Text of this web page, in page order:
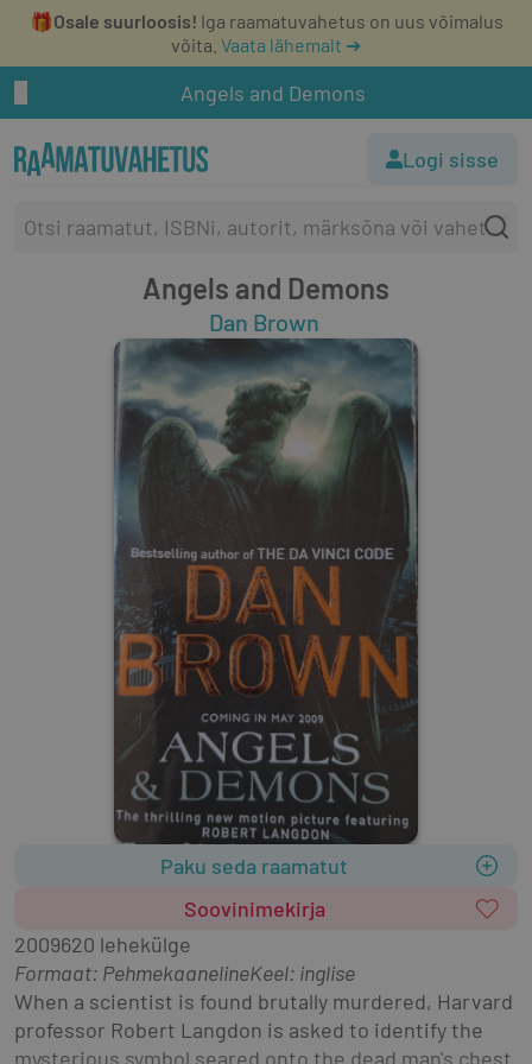
🎁Osale suurloosis! Iga raamatuvahetus on uus võimalus
võita. Vaata lähemalt ➔
Angels and Demons
Logi sisse
Angels and Demons
Dan Brown
Paku seda raamatut
Soovinimekirja
2009620 lehekülge
Formaat: PehmekaanelineKeel: inglise
When a scientist is found brutally murdered, Harvard
professor Robert Langdon is asked to identify the
mysterious symbol seared onto the dead man's chest.